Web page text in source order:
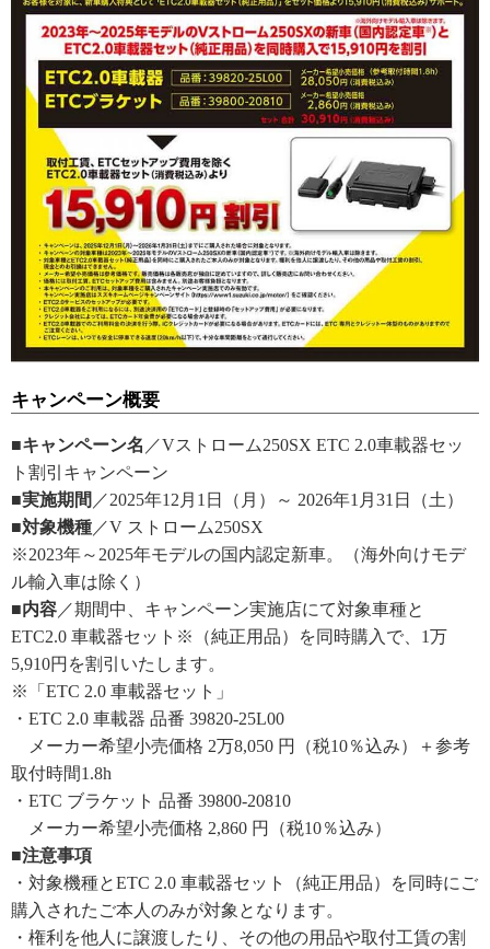
キャンペーン概要
■キャンペーン名 ／Vストローム250SX ETC 2.0車載器セッ
ト割引キャンペーン
■実施期間 ／2025年12月1日（月）～ 2026年1月31日（土）
■対象機種 ／V ストローム250SX
※2023年～2025年モデルの国内認定新車。（海外向けモデ
ル輸入車は除く）
■内容 ／期間中、キャンペーン実施店にて対象車種と
ETC2.0 車載器セット※（純正用品）を同時購入で、1万
5,910円を割引いたします。
※「ETC 2.0 車載器セット」
・ETC 2.0 車載器 品番 39820-25L00
メーカー希望小売価格 2万8,050 円（税10％込み）＋参考
取付時間1.8h
・ETC ブラケット 品番 39800-20810
メーカー希望小売価格 2,860 円（税10％込み）
■注意事項
・対象機種とETC 2.0 車載器セット（純正用品）を同時にご
購入されたご本人のみが対象となります。
・権利を他人に譲渡したり、その他の用品や取付工賃の割